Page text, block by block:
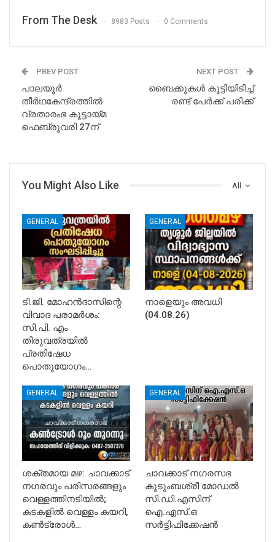
From The Desk 8983 Posts 0 Comments
PREV POST
പാലയൂര്‍
തീര്‍ഥകേന്ദ്രത്തില്‍
വ്രതാരംഭ കൂട്ടായ്മ
ഫെബ്രുവരി 27ന്
NEXT POST
ബൈക്കുകള്‍ കൂട്ടിയിടിച്ച്
രണ്ട് പേര്‍ക്ക് പരിക്ക്
All
You Might Also Like
GENERAL
ടി.ജി. മോഹൻദാസിന്റെ
വിവാദ പരാമർശം:
സി.പി. എം
തിരുവത്രയിൽ
പ്രതിഷേധ
പൊതുയോഗം…
GENERAL
നാളെയും അവധി
(04.08.26)
GENERAL
ശക്തമായ മഴ: ചാവക്കാട്
നഗരവും പരിസരങ്ങളും
വെള്ളത്തിനടിയിൽ;
കടകളിൽ വെള്ളം കയറി,
കൺട്രോൾ…
GENERAL
ചാവക്കാട് നഗരസഭ
കുടുംബശ്രീ മോഡൽ
സി.ഡി.എസിന്
ഐ.എസ്.ഒ
സർട്ടിഫിക്കേഷൻ